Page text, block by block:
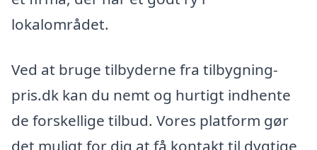
lokalområdet.
Ved at bruge tilbyderne fra tilbygning-
pris.dk kan du nemt og hurtigt indhente
de forskellige tilbud. Vores platform gør
det muligt for dig at få kontakt til dygtige